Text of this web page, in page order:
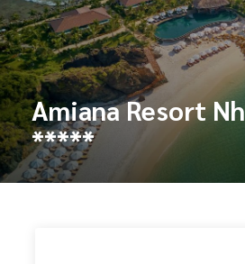
Amiana Resort
*****